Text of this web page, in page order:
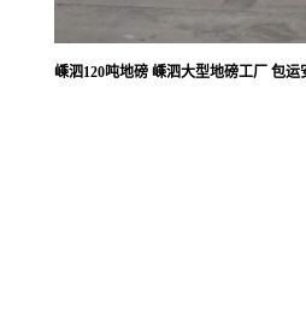
嵊泗120吨地磅 嵊泗大型地磅工厂 包运